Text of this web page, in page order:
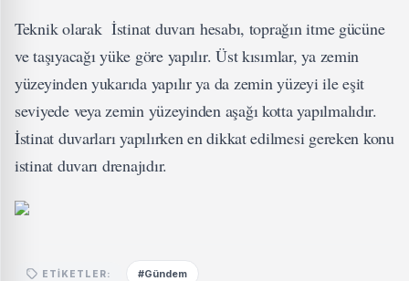
Teknik olarak İstinat duvarı hesabı, toprağın itme gücüne
ve taşıyacağı yüke göre yapılır. Üst kısımlar, ya zemin
yüzeyinden yukarıda yapılır ya da zemin yüzeyi ile eşit
seviyede veya zemin yüzeyinden aşağı kotta yapılmalıdır.
İstinat duvarları yapılırken en dikkat edilmesi gereken konu
istinat duvarı drenajıdır.
ETIKETLER: #Gündem